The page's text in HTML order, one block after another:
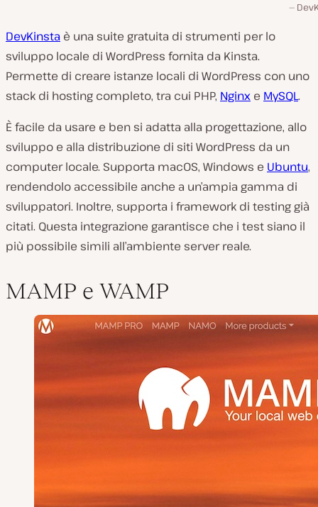
DevKinsta è una suite gratuita di strumenti per lo
sviluppo locale di WordPress fornita da Kinsta.
Permette di creare istanze locali di WordPress con uno
stack di hosting completo, tra cui PHP, Nginx e MySQL.
È facile da usare e ben si adatta alla progettazione, allo
sviluppo e alla distribuzione di siti WordPress da un
computer locale. Supporta macOS, Windows e Ubuntu,
rendendolo accessibile anche a un’ampia gamma di
sviluppatori. Inoltre, supporta i framework di testing già
citati. Questa integrazione garantisce che i test siano il
più possibile simili all’ambiente server reale.
MAMP e WAMP